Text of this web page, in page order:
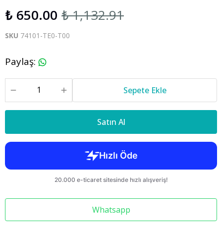
₺ 650.00 ₺ 1,132.91
SKU 74101-TE0-T00
Paylaş:
Sepete Ekle
Satın Al
Whatsapp